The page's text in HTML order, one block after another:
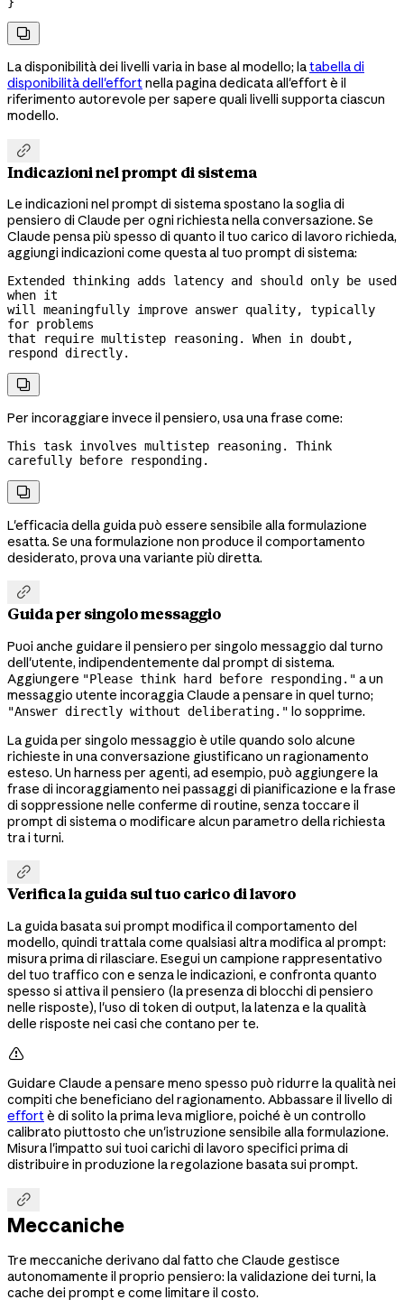

La disponibilità dei livelli varia in base al modello; latabella di
disponibilità dell'effortnella pagina dedicata all'effort è il
riferimento autorevole per sapere quali livelli supporta ciascun
modello.

Indicazioni nel prompt di sistema
Le indicazioni nel prompt di sistema spostano la soglia di
pensiero di Claude per ogni richiesta nella conversazione. Se
Claude pensa più spesso di quanto il tuo carico di lavoro richieda,
aggiungi indicazioni come questa al tuo prompt di sistema:
Extended thinking adds latency and should only be used
when it
will meaningfully improve answer quality, typically
for problems
that require multistep reasoning. When in doubt,
respond directly.

Per incoraggiare invece il pensiero, usa una frase come:
This task involves multistep reasoning. Think
carefully before responding.

L'efficacia della guida può essere sensibile alla formulazione
esatta. Se una formulazione non produce il comportamento
desiderato, prova una variante più diretta.

Guida per singolo messaggio
Puoi anche guidare il pensiero per singolo messaggio dal turno
dell'utente, indipendentemente dal prompt di sistema.
Aggiungere "Please think hard before responding." a un
messaggio utente incoraggia Claude a pensare in quel turno;
"Answer directly without deliberating." lo sopprime.
La guida per singolo messaggio è utile quando solo alcune
richieste in una conversazione giustificano un ragionamento
esteso. Un harness per agenti, ad esempio, può aggiungere la
frase di incoraggiamento nei passaggi di pianificazione e la frase
di soppressione nelle conferme di routine, senza toccare il
prompt di sistema o modificare alcun parametro della richiesta
tra i turni.

Verifica la guida sul tuo carico di lavoro
La guida basata sui prompt modifica il comportamento del
modello, quindi trattala come qualsiasi altra modifica al prompt:
misura prima di rilasciare. Esegui un campione rappresentativo
del tuo traffico con e senza le indicazioni, e confronta quanto
spesso si attiva il pensiero (la presenza di blocchi di pensiero
nelle risposte), l'uso di token di output, la latenza e la qualità
delle risposte nei casi che contano per te.

Guidare Claude a pensare meno spesso può ridurre la qualità nei
compiti che beneficiano del ragionamento. Abbassare il livello di
effort è di solito la prima leva migliore, poiché è un controllo
calibrato piuttosto che un'istruzione sensibile alla formulazione.
Misura l'impatto sui tuoi carichi di lavoro specifici prima di
distribuire in produzione la regolazione basata sui prompt.

Meccaniche
Tre meccaniche derivano dal fatto che Claude gestisce
autonomamente il proprio pensiero: la validazione dei turni, la
cache dei prompt e come limitare il costo.